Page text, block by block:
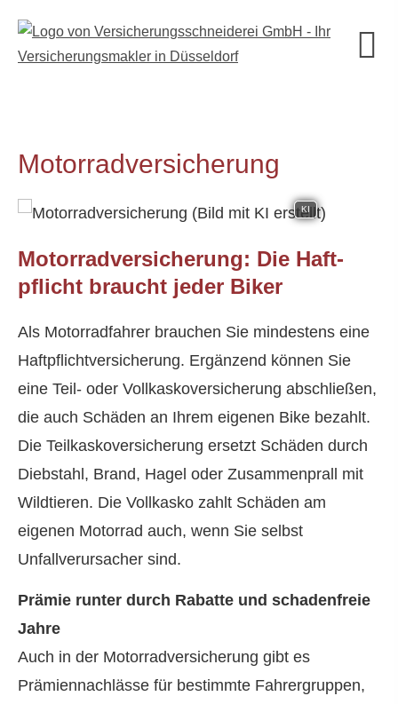
Motor­rad­ver­sicherung
KI
Motor­rad­ver­sicherung: Die Haft­
pflicht braucht jeder Biker
Als Motorradfahrer brauchen Sie mindestens eine
Haft­pflichtversicherung. Ergänzend können Sie
eine Teil- oder Vollkaskoversicherung abschließen,
die auch Schäden an Ihrem eigenen Bike bezahlt.
Die Teilkaskoversicherung ersetzt Schäden durch
Diebstahl, Brand, Hagel oder Zusammenprall mit
Wildtieren. Die Vollkasko zahlt Schäden am
eigenen Motorrad auch, wenn Sie selbst
Unfallverursacher sind.
Prämie runter durch Rabatte und schadenfreie
Jahre
Auch in der Motor­rad­ver­sicherung gibt es
Prämiennachlässe für bestimmte Fahrergruppen,